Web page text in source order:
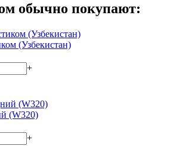
обычно покупают:
(Узбекистан)
+
(W320)
+